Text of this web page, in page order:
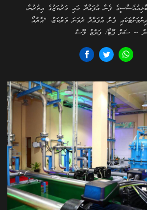
އެމްޑަބްލިއުއެސްސީގެ ފެން އުފައްދާ މައި މަރުކަޒުގެ އިތުރުން،
ފެން އުފައްދާ ދެވަނަ މަރުކަޒު، "އާރުއޯ
-- ސަން ފޮޓޯ/ ފަޔާޒު މޫސާ